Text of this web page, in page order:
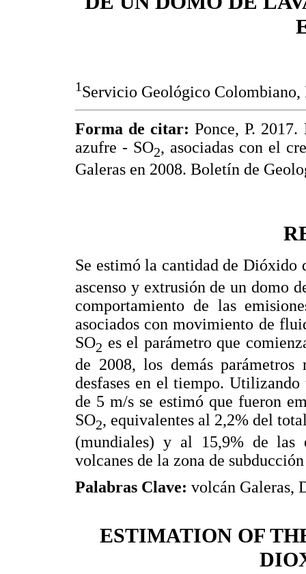
1Servicio Geológico
Forma de citar: Ponce, P.
azufre - SO2, asociadas con el
Galeras en 2008. Boletín de
Se estimó la cantidad de Dióxido
ascenso y extrusión de un domo
comportamiento de las
asociados con movimiento de
SO2 es el parámetro que
de 2008, los demás
desfases en el tiempo.
de 5 m/s se estimó que fueron
SO2, equivalentes al 2,2% del
(mundiales) y al 15,9% de las
volcanes de la zona de
Palabras Clave: volcán Galeras,
ESTIMATION OF